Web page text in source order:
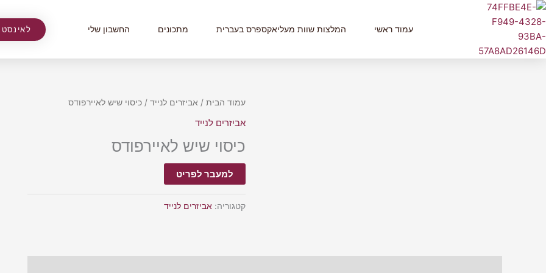
דילוג
לתוכן
עמוד ראשי המלצות שוות מעליאקספרס בעברית מתכונים החשבון שלי
עמוד הבית/ אביזרים לנייד/ כיסוי שיש לאיירפודס
אביזרים לנייד
כיסוי שיש לאיירפודס
למעבר לפריט
קטגוריה: אביזרים לנייד